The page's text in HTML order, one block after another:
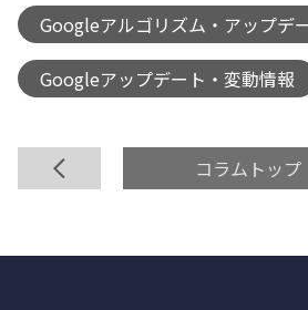
Googleアルゴリズム・アップデ
Googleアップデート・変動情報
コラムトップ